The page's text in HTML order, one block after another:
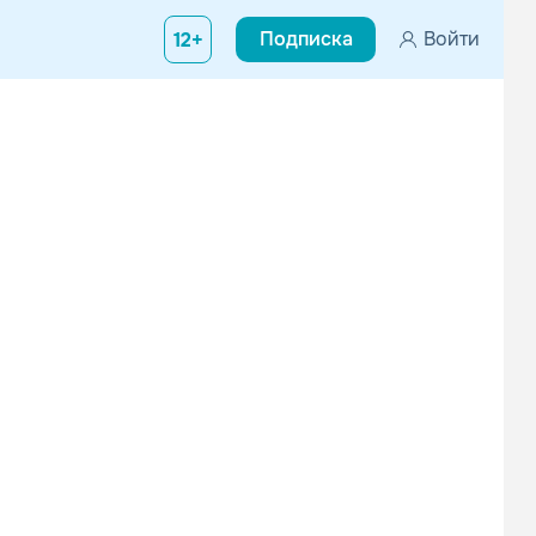
12+ Подписка Войти
1944) — афроамериканский певец, гитарист, автор песен в